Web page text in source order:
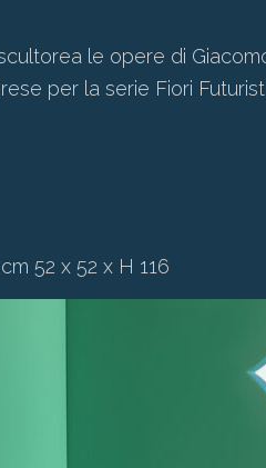
le opere di
per la serie Fiori
52 x 52 x H 116